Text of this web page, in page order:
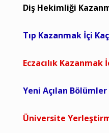
Diş Hekimliği
Tıp Kazanmak İçi
Eczacılık
Yeni Açılan
Üniversite